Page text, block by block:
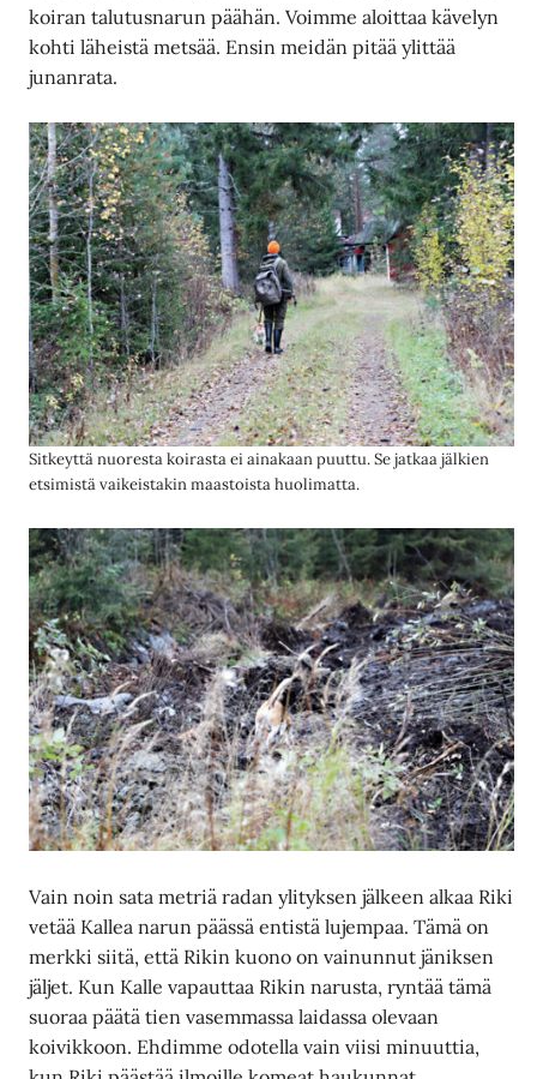
koiran talutusnarun päähän. Voimme aloittaa kävelyn
kohti läheistä metsää. Ensin meidän pitää ylittää
junanrata.
Sitkeyttä nuoresta koirasta ei ainakaan puuttu. Se jatkaa jälkien
etsimistä vaikeistakin maastoista huolimatta.
Vain noin sata metriä radan ylityksen jälkeen alkaa Riki
vetää Kallea narun päässä entistä lujempaa. Tämä on
merkki siitä, että Rikin kuono on vainunnut jäniksen
jäljet. Kun Kalle vapauttaa Rikin narusta, ryntää tämä
suoraa päätä tien vasemmassa laidassa olevaan
koivikkoon. Ehdimme odotella vain viisi minuuttia,